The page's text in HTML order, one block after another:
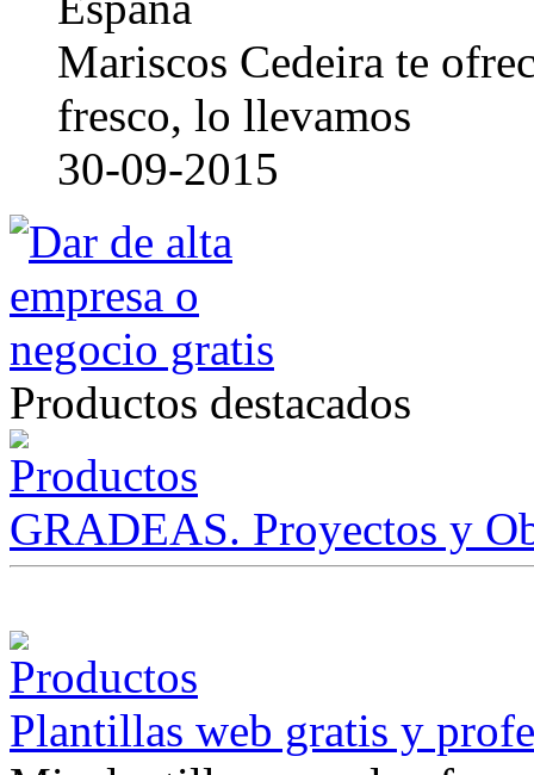
Mariscos Cedeira te
fresco, lo llevamos
30-09-2015
Productos destacados
GRADEAS. Proyectos y
Plantillas web gratis y